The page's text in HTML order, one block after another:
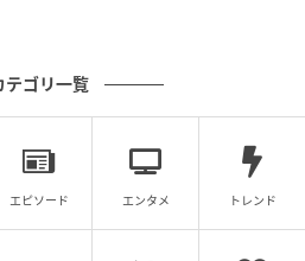
しいくびれが生まれ、メリハ
ふんわりレイヤーミディ
テゴリ一覧
エピソード エンタメ トレンド